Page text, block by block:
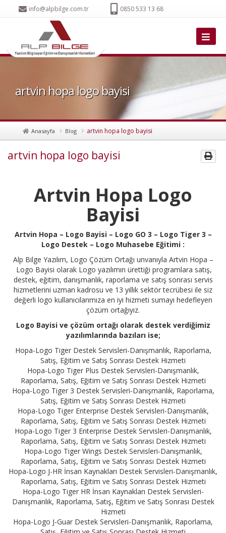
info@alpbilge.com.tr 0850 533 13 68
artvin hopa logo bayisi
Anasayfa Blog artvin hopa logo bayisi
artvin hopa logo bayisi
Artvin Hopa Logo
Bayisi
Artvin Hopa – Logo Bayisi – Logo GO 3 – Logo Tiger 3 –
Logo Destek – Logo Muhasebe Eğitimi :
Alp Bilge Yazılım, Logo Çözüm Ortağı unvanıyla Artvin Hopa –
Logo Bayisi olarak Logo yazılımın ürettiği programlara satış,
destek, eğitim, danışmanlık, raporlama ve satış sonrası servis
hizmetlerini uzman kadrosu ve 13 yıllık sektör tecrübesi ile siz
değerli logo kullanıcılarımıza en iyi hizmeti sumayı hedefleyen
çözüm ortağıyız.
Logo Bayisi ve çözüm ortağı olarak destek verdiğimiz
yazılımlarında bazıları ise;
Hopa-Logo Tiger Destek Servisleri-Danışmanlık, Raporlama,
Satış, Eğitim ve Satış Sonrası Destek Hizmeti
Hopa-Logo Tiger Plus Destek Servisleri-Danışmanlık,
Raporlama, Satış, Eğitim ve Satış Sonrası Destek Hizmeti
Hopa-Logo Tiger 3 Destek Servisleri-Danışmanlık, Raporlama,
Satış, Eğitim ve Satış Sonrası Destek Hizmeti
Hopa-Logo Tiger Enterprise Destek Servisleri-Danışmanlık,
Raporlama, Satış, Eğitim ve Satış Sonrası Destek Hizmeti
Hopa-Logo Tiger 3 Enterprise Destek Servisleri-Danışmanlık,
Raporlama, Satış, Eğitim ve Satış Sonrası Destek Hizmeti
Hopa-Logo Tiger Wings Destek Servisleri-Danışmanlık,
Raporlama, Satış, Eğitim ve Satış Sonrası Destek Hizmeti
Hopa-Logo J-HR İnsan Kaynakları Destek Servisleri-Danışmanlık,
Raporlama, Satış, Eğitim ve Satış Sonrası Destek Hizmeti
Hopa-Logo Tiger HR İnsan Kaynakları Destek Servisleri-
Danışmanlık, Raporlama, Satış, Eğitim ve Satış Sonrası Destek
Hizmeti
Hopa-Logo J-Guar Destek Servisleri-Danışmanlık, Raporlama,